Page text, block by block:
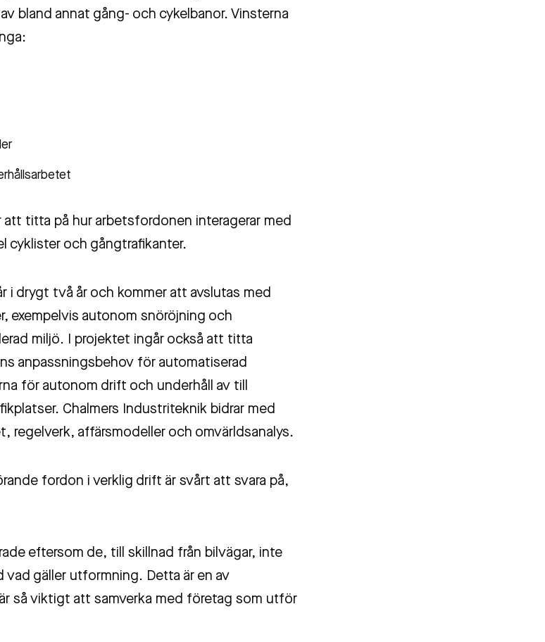
bland annat gång- och cykelbanor. Vinsterna
att titta på hur arbetsfordonen interagerar med
cyklister och gångtrafikanter.
i drygt två år och kommer att avslutas med
exempelvis autonom snöröjning och
miljö. I projektet ingår också att titta
anpassningsbehov för automatiserad
för autonom drift och underhåll av till
Chalmers Industriteknik bidrar med
regelverk, affärsmodeller och omvärldsanalys.
fordon i verklig drift är svårt att svara på,
eftersom de, till skillnad från bilvägar, inte
vad gäller utformning. Detta är en av
så viktigt att samverka med företag som utför